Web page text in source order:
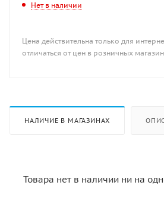
Нет в наличии
Цена действительна только для
отличаться от цен в розничных
НАЛИЧИЕ В МАГАЗИНАХ
Товара нет в наличии ни на